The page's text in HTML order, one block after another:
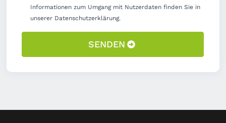
Informationen zum Umgang mit Nutzerdaten finden Sie in
unserer Datenschutzerklärung.
SENDEN